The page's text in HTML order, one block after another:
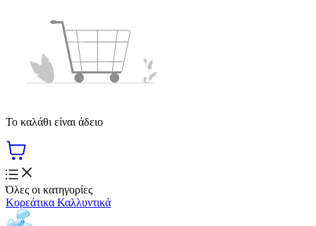
Το καλάθι είναι άδειο
Όλες οι κατηγορίες
Κορεάτικα Καλλυντικά